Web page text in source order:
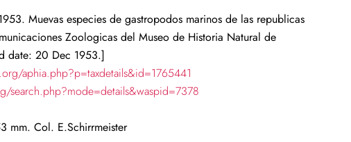
Muevas especies de gastropodos marinos de las republicas
Zoologicas del Museo de Historia Natural de
date: 20 Dec 1953.]
aphia.php?p=taxdetails&id=1765441
search.php?mode=details&waspid=7378
mm. Col. E.Schirrmeister